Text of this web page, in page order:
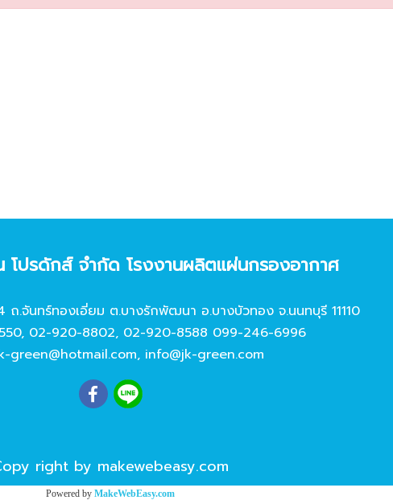
โปรดักส์ จํากัด โรงงานผลิตแผ่นกรองอากาศ
.จันทร์ทองเอี่ยม ต.บางรักพัฒนา อ.บางบัวทอง จ.นนทบุรี 11110
, 02-920-8802, 02-920-8588 099-246-6996
green@hotmail.com, info@jk-green.com
right by makewebeasy.com
Powered by MakeWebEasy.com